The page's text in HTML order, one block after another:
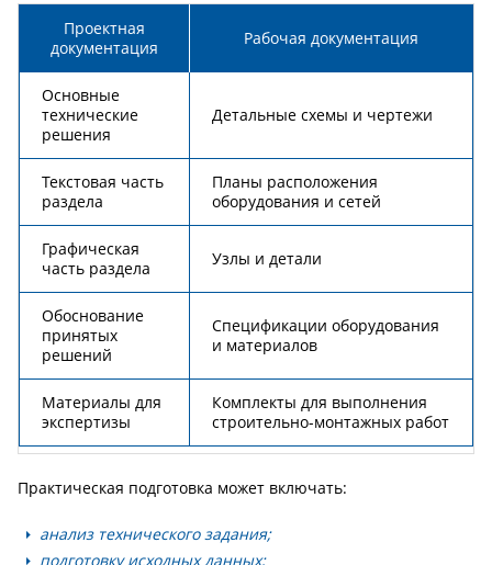
Проектная
документация
Рабочая документация
Основные
технические
решения
Детальные схемы и чертежи
Текстовая часть
раздела
Планы расположения
оборудования и сетей
Графическая
часть раздела
Узлы и детали
Обоснование
принятых
решений
Спецификации оборудования
и материалов
Материалы для
экспертизы
Комплекты для выполнения
строительно-монтажных работ
Практическая подготовка может включать:
анализ технического задания;
подготовку исходных данных;